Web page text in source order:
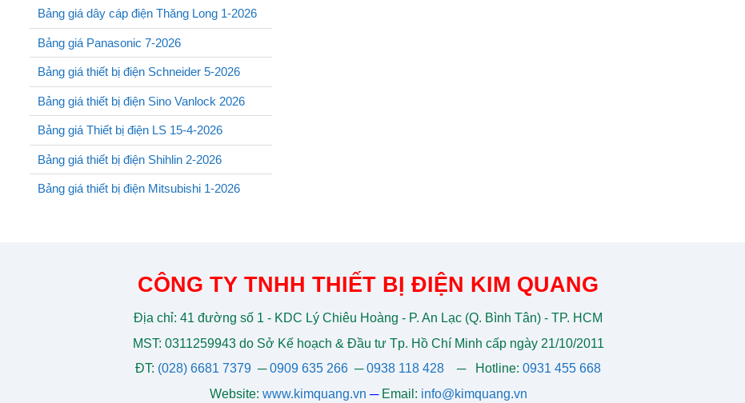
Bảng giá dây cáp điện Thăng Long 1-2026
Bảng giá Panasonic 7-2026
Bảng giá thiết bị điện Schneider 5-2026
Bảng giá thiết bị điện Sino Vanlock 2026
Bảng giá Thiết bị điện LS 15-4-2026
Bảng giá thiết bị điện Shihlin 2-2026
Bảng giá thiết bị điện Mitsubishi 1-2026
CÔNG TY TNHH THIẾT BỊ ĐIỆN KIM QUANG
Địa chỉ: 41 đường số 1 - KDC Lý Chiêu Hoàng - P. An Lạc (Q. Bình Tân) - TP. HCM
MST: 0311259943 do Sở Kế hoạch & Đầu tư Tp. Hồ Chí Minh cấp ngày 21/10/2011
ĐT: (028) 6681 7379 ─0909 635 266 ─0938 118 428 ─ Hotline: 0931 455 668
Website: www.kimquang.vn ─ Email: info@kimquang.vn